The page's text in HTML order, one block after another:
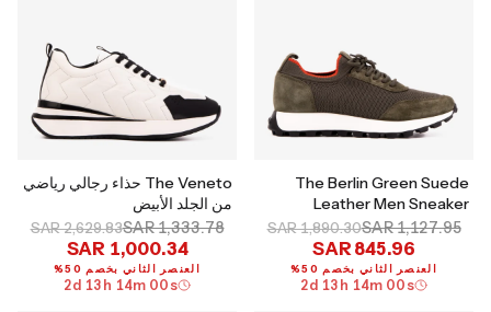
The Berlin Green Suede
Leather Men Sneaker
SAR 1,127.95
SAR 1,890.30
SAR 845.96
العنصر الثاني بخصم 50%
2d 13 h 13m 59 s
The Veneto حذاء رجالي رياضي
من الجلد الأبيض
SAR 1,333.78
SAR 2,629.83
SAR 1,000.34
العنصر الثاني بخصم 50%
2d 13 h 13m 59 s